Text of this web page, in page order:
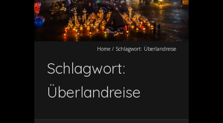
Home / Schlagwort: Überlandreise
Schlagwort:
Überlandreise